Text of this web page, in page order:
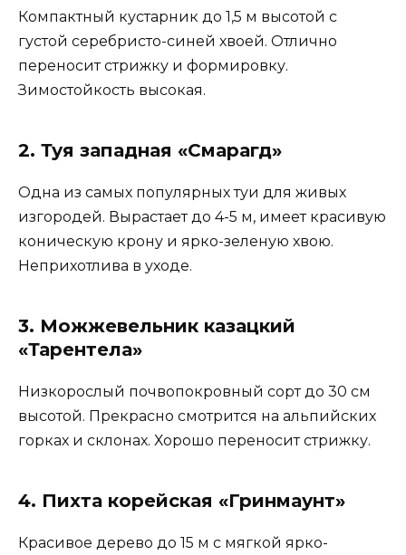
Компактный кустарник до 1,5 м высотой с
густой серебристо-синей хвоей. Отлично
переносит стрижку и формировку.
Зимостойкость высокая.
2. Туя западная «Смарагд»
Одна из самых популярных туи для живых
изгородей. Вырастает до 4-5 м, имеет красивую
коническую крону и ярко-зеленую хвою.
Неприхотлива в уходе.
3. Можжевельник казацкий
«Тарентела»
Низкорослый почвопокровный сорт до 30 см
высотой. Прекрасно смотрится на альпийских
горках и склонах. Хорошо переносит стрижку.
4. Пихта корейская «Гринмаунт»
Красивое дерево до 15 м с мягкой ярко-